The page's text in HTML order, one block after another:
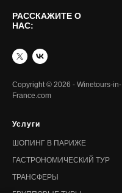
РАССКАЖИТЕ О
НАС:
Copyright © 2026 - Winetours-in-
France.com
Услуги
ШОПИНГ В ПАРИЖЕ
ГАСТРОНОМИЧЕСКИЙ ТУР
ТРАНСФЕРЫ